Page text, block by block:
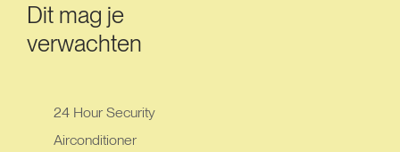
Dit mag je
verwachten
24 Hour Security
Airconditioner